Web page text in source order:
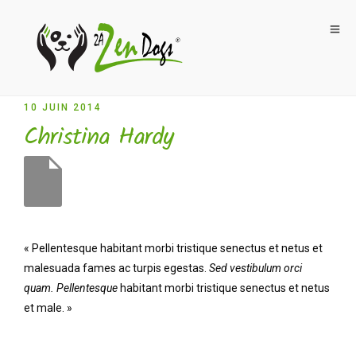
10 JUIN 2014
Christina Hardy
« Pellentesque habitant morbi tristique senectus et netus et
malesuada fames ac turpis egestas. Sed vestibulum orci
quam. Pellentesque habitant morbi tristique senectus et netus
et male. »